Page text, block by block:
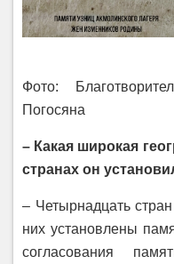
Фото:
Погосяна
– Какая широкая
странах он
– Четырнадцать
них установлены
согласования